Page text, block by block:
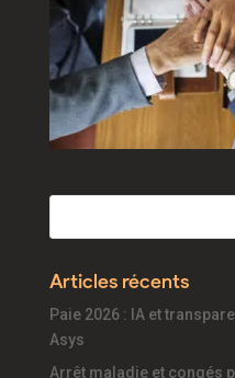
Articles récents
Paie 2026 : IA et
Asys
Arrêt maladie et congés